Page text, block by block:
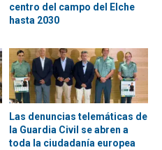
centro del campo del Elche
hasta 2030
Las denuncias telemáticas de
la Guardia Civil se abren a
toda la ciudadanía europea